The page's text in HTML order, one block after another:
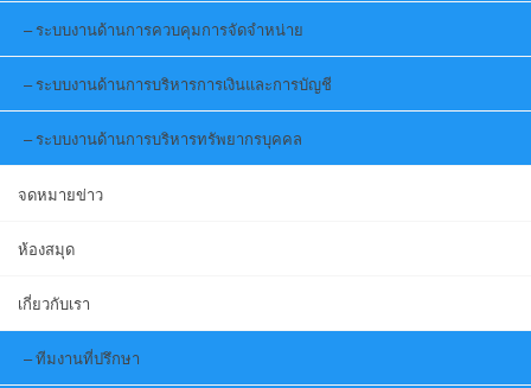
ระบบงานด้านการควบคุมการจัดจำหน่าย
ระบบงานด้านการบริหารการเงินและการบัญชี
ระบบงานด้านการบริหารทรัพยากรบุคคล
จดหมายข่าว
ห้องสมุด
เกี่ยวกับเรา
ทีมงานที่ปรึกษา